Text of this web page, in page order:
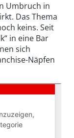
Umbruch in
Das Thema
keins. Seit
in eine Bar
sich
Näpfen